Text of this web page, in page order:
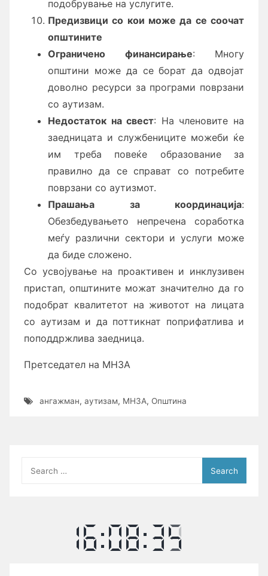
подобрување на услугите.
Предизвици со кои може да се соочат
општините
Ограничено финансирање: Многу
општини може да се борат да одвојат
доволно ресурси за програми поврзани
со аутизам.
Недостаток на свест: На членовите на
заедницата и службениците можеби ќе
им треба повеќе образование за
правилно да се справат со потребите
поврзани со аутизмот.
Прашања за координација:
Обезбедувањето непречена соработка
меѓу различни сектори и услуги може
да биде сложено.
Со усвојување на проактивен и инклузивен
пристап, општините можат значително да го
подобрат квалитетот на животот на лицата
со аутизам и да поттикнат поприфатлива и
поподдржлива заедница.
Претседател на МНЗА
ангажман, аутизам, МНЗА, Општина
for: